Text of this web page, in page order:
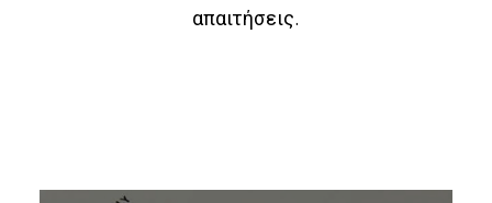
απαιτήσεις.